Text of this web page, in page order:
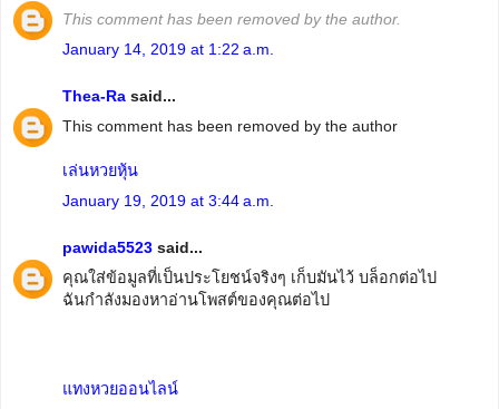
This comment has been removed by the author.
January 14, 2019 at 1:22 a.m.
Thea-Ra said...
This comment has been removed by the author
เล่นหวยหุ้น
January 19, 2019 at 3:44 a.m.
pawida5523 said...
คุณใส่ข้อมูลที่เป็นประโยชน์จริงๆ เก็บมันไว้ บล็อกต่อไป
ฉันกำลังมองหาอ่านโพสต์ของคุณต่อไป
แทงหวยออนไลน์